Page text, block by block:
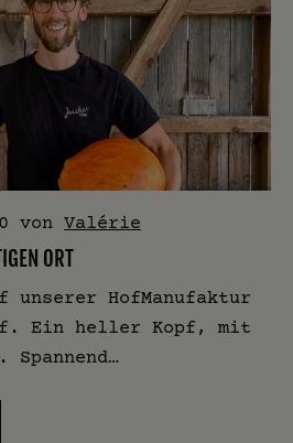
von Valérie
ORT
HofManufaktur
Ein heller Kopf, mit
Spannend…